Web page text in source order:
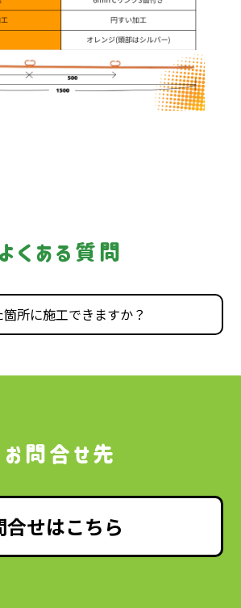
よくある質問
箇所に施工できますか？
お問合せ先
合せはこちら